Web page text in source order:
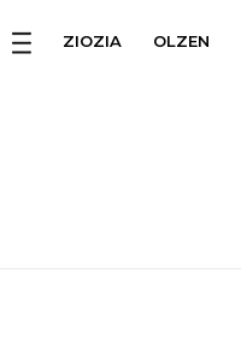
ZIOZIA OLZEN